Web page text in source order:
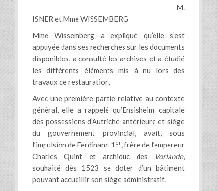
M.
ISNER et Mme WISSEMBERG
Mme Wissemberg a expliqué qu’elle s’est
appuyée dans ses recherches sur les documents
disponibles, a consulté les archives et a étudié
les différents éléments mis à nu lors des
travaux de restauration.
Avec une première partie relative au contexte
général, elle a rappelé qu’Ensisheim, capitale
des possessions d’Autriche antérieure et siège
du gouvernement provincial, avait, sous
l’impulsion de Ferdinand 1 er, frère de l’empereur
Charles Quint et archiduc des
Vorlande,
souhaité dès 1523 se doter d’un bâtiment
pouvant accueillir son siège administratif.